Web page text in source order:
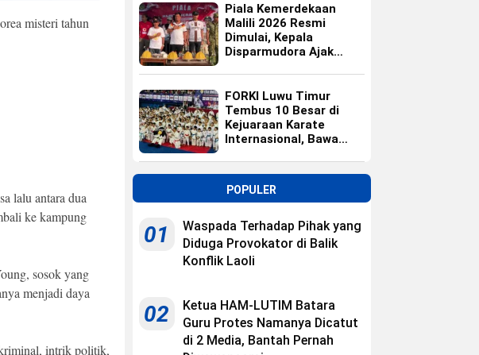
misteri tahun
lalu antara dua
ke kampung
sosok yang
menjadi daya
intrik politik,
Piala Kemerdekaan
Malili 2026 Resmi
Dimulai, Kepala
Disparmudora Ajak
FORKI Luwu Timur
Tembus 10 Besar di
Kejuaraan Karate
Internasional, Bawa
POPULER
01
Waspada Terhadap Pihak yang
Diduga Provokator di Balik
Konflik Laoli
02
Ketua HAM-LUTIM Batara
Guru Protes Namanya Dicatut
di 2 Media, Bantah Pernah